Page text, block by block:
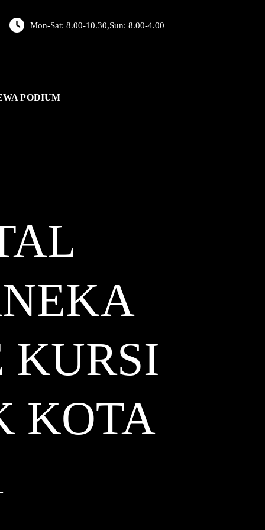
Mon-Sat: 8.00-10.30,Sun: 8.00-4.00
PODIUM
KURSI
KOTA